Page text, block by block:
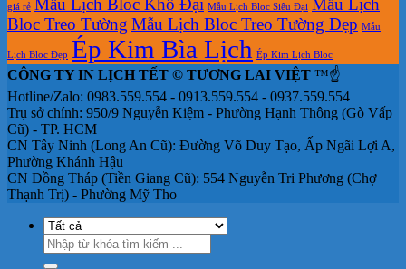
giá rẻ Mẫu Lịch Bloc Khổ Đại Mẫu Lịch Bloc Siêu Đại Mẫu Lịch
Bloc Treo Tường Mẫu Lịch Bloc Treo Tường Đẹp Mẫu
Lịch Bloc Đẹp Ép Kim Bìa Lịch Ép Kim Lịch Bloc
CÔNG TY IN LỊCH TẾT © TƯƠNG LAI VIỆT ™☝️
Hotline/Zalo: 0983.559.554 - 0913.559.554 - 0937.559.554
Trụ sở chính: 950/9 Nguyễn Kiệm - Phường Hạnh Thông (Gò Vấp
Cũ) - TP. HCM
CN Tây Ninh (Long An Cũ): Đường Võ Duy Tạo, Ấp Ngãi Lợi A,
Phường Khánh Hậu
CN Đồng Tháp (Tiền Giang Cũ): 554 Nguyễn Tri Phương (Chợ
Thạnh Trị) - Phường Mỹ Tho
Tìm
kiếm: